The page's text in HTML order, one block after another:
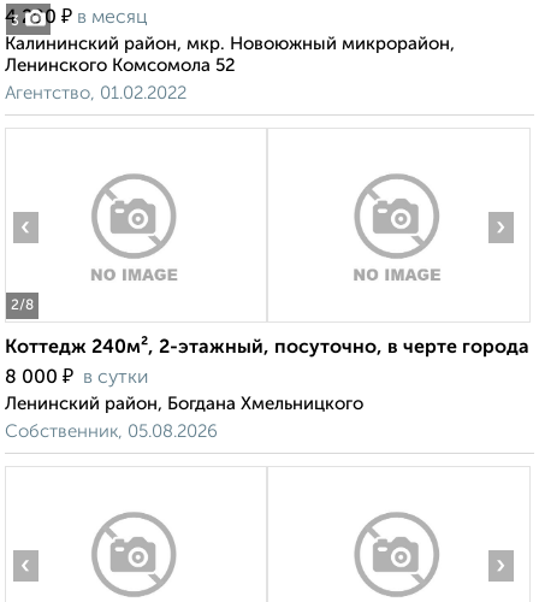
3
4 200 ₽ в месяц
Калининский район, мкр. Новоюжный микрорайон,
Ленинского Комсомола 52
Агентство, 01.02.2022
2/8
‹ ›
Коттедж 240м², 2-этажный, посуточно, в черте города
8 000 ₽ в сутки
Ленинский район, Богдана Хмельницкого
Собственник, 05.08.2026
‹ ›